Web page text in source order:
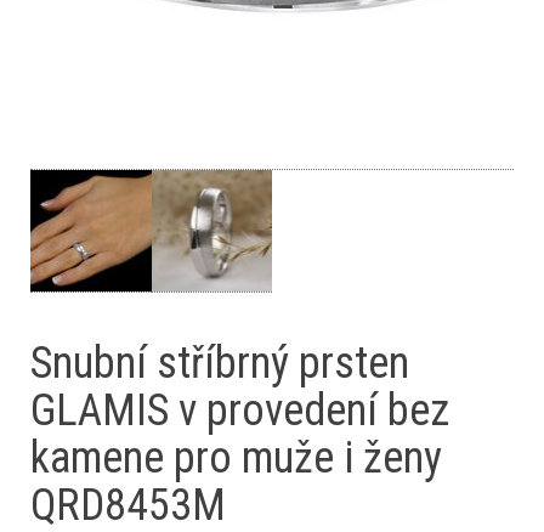
Snubní stříbrný prsten
GLAMIS v provedení bez
kamene pro muže i ženy
QRD8453M